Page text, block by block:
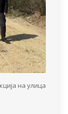
на улица